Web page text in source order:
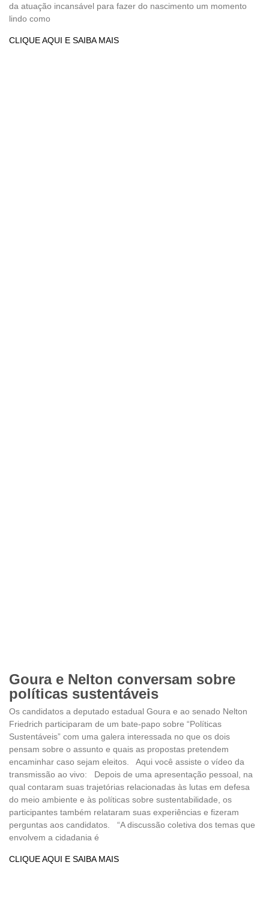
da atuação incansável para fazer do nascimento um momento
lindo como
CLIQUE AQUI E SAIBA MAIS
Goura e Nelton conversam sobre
políticas sustentáveis
Os candidatos a deputado estadual Goura e ao senado Nelton
Friedrich participaram de um bate-papo sobre “Políticas
Sustentáveis” com uma galera interessada no que os dois
pensam sobre o assunto e quais as propostas pretendem
encaminhar caso sejam eleitos. Aqui você assiste o vídeo da
transmissão ao vivo: Depois de uma apresentação pessoal, na
qual contaram suas trajetórias relacionadas às lutas em defesa
do meio ambiente e às políticas sobre sustentabilidade, os
participantes também relataram suas experiências e fizeram
perguntas aos candidatos. “A discussão coletiva dos temas que
envolvem a cidadania é
CLIQUE AQUI E SAIBA MAIS